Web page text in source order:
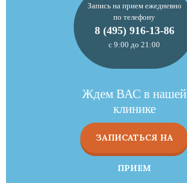
Запись на прием ежедневно
по телефону
8 (495) 916-13-86
с 9:00 до 21:00
Ждем ВАС в нашей
клинике
ЗАПИСАТЬСЯ НА
ПРИЕМ